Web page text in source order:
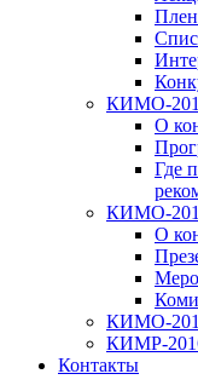
КИМО-
О
Где
КИМО-
О
КИМО-
КИМР-
Контакты